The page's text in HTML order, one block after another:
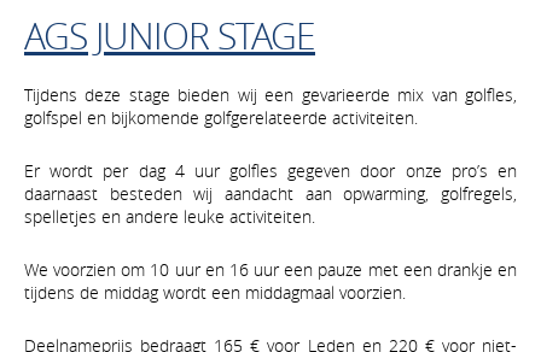
AGS JUNIOR STAGE
Tijdens deze stage bieden wij een gevarieerde mix van golfles,
golfspel en bijkomende golfgerelateerde activiteiten.
Er wordt per dag 4 uur golfles gegeven door onze pro’s en
daarnaast besteden wij aandacht aan opwarming, golfregels,
spelletjes en andere leuke activiteiten.
We voorzien om 10 uur en 16 uur een pauze met een drankje en
tijdens de middag wordt een middagmaal voorzien.
Deelnameprijs bedraagt 165 € voor Leden en 220 € voor niet-